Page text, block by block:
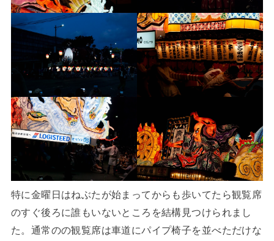
特に金曜日はねぶたが始まってからも歩いてたら観覧席
のすぐ後ろに誰もいないところを結構見つけられまし
た。通常のの観覧席は車道にパイプ椅子を並べただけな